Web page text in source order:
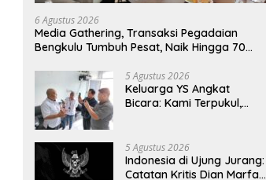
6 Agustus 2026
Media Gathering, Transaksi Pegadaian
Bengkulu Tumbuh Pesat, Naik Hingga 70
5 Agustus 2026
Keluarga YS Angkat
Bicara: Kami Terpukul,
5 Agustus 2026
Indonesia di Ujung Jurang:
Catatan Kritis Dian Marfani